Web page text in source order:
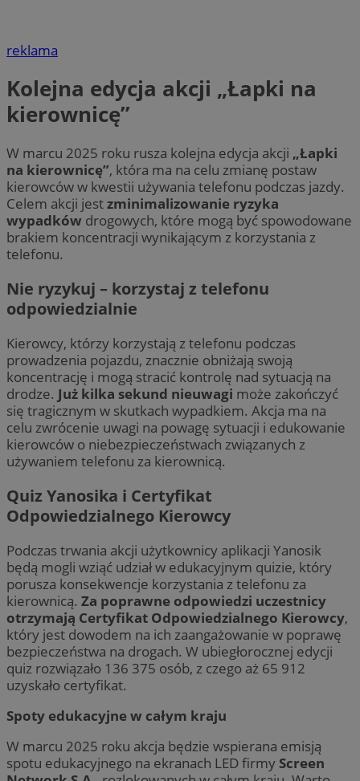
reklama
Kolejna edycja akcji „Łapki na
kierownicę”
W marcu 2025 roku rusza kolejna edycja akcji „Łapki
na kierownicę”, która ma na celu zmianę postaw
kierowców w kwestii używania telefonu podczas jazdy.
Celem akcji jestzminimalizowanie ryzyka
wypadków drogowych, które mogą być spowodowane
brakiem koncentracji wynikającym z korzystania z
telefonu.
Nie ryzykuj – korzystaj z telefonu
odpowiedzialnie
Kierowcy, którzy korzystają z telefonu podczas
prowadzenia pojazdu, znacznie obniżają swoją
koncentrację i mogą stracić kontrolę nad sytuacją na
drodze. Już kilka sekund nieuwagi może zakończyć
się tragicznym w skutkach wypadkiem. Akcja ma na
celu zwrócenie uwagi na powagę sytuacji i edukowanie
kierowców o niebezpieczeństwach związanych z
używaniem telefonu za kierownicą.
Quiz Yanosika i Certyfikat
Odpowiedzialnego Kierowcy
Podczas trwania akcji użytkownicy aplikacji Yanosik
będą mogli wziąć udział w edukacyjnym quizie, który
porusza konsekwencje korzystania z telefonu za
kierownicą. Za poprawne odpowiedzi uczestnicy
otrzymają Certyfikat Odpowiedzialnego Kierowcy,
który jest dowodem na ich zaangażowanie w poprawę
bezpieczeństwa na drogach. W ubiegłorocznej edycji
quiz rozwiązało 136 375 osób, z czego aż 65 912
uzyskało certyfikat.
Spoty edukacyjne w całym kraju
W marcu 2025 roku akcja będzie wspierana emisją
spotu edukacyjnego na ekranach LED firmy Screen